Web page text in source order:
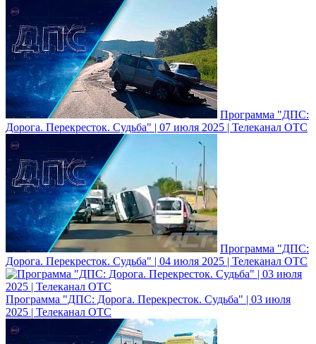
Программа "ДПС:
Дорога. Перекресток. Судьба" | 07 июля 2025 | Телеканал ОТС
Программа "ДПС:
Дорога. Перекресток. Судьба" | 04 июля 2025 | Телеканал ОТС
Программа "ДПС: Дорога. Перекресток. Судьба" | 03 июля
2025 | Телеканал ОТС